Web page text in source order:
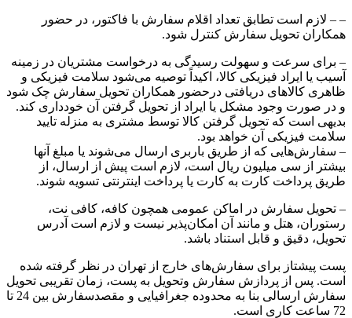
– – لازم است تطابق تعداد اقلام سفارش با فاکتور، در حضور
همکاران تحویل سفارش کنترل شود.
– برای سرعت و سهولت رسیدگی به درخواست‌ مشتریان در زمینه
آسیب‏‏ یا ایراد فیزیکی کالا، اکیداً توصیه می‌شود سلامت فیزیکی و
ظاهری کالاهای دریافتی درحضور همکاران تحویل سفارش چک شود
و در صورت وجود مشکل یا ایراد از تحویل گرفتن آن خودداری کند.
بدیهی است که تحویل گرفتن کالا توسط مشتری به منزله تایید
سلامت فیزیکی آن خواهد بود.
– سفارش‌هایی که از طریق باربری ارسال می‌شوند یا مبلغ آنها
بیشتر از سی میلیون ریال است، لازم است پیش از ارسال، از
طریق پرداخت کارت به کارت یا پرداخت اینترنتی تسویه شوند.
– تحویل سفارش در اماکن عمومی همچون کافه، کافی نت،
رستوران، هتل و مانند آن امکان‌پذیر نیست و لازم است آدرس
تحویل، دقیق و قابل استناد باشد.
پست پیشتاز برای سفارش‌های خارج از تهران در نظر گرفته شده
است. پس از پردازش سفارش وتحویل به پست، زمان تقریبی تحویل
سفارش ارسالی بنا به محدوده جغرافیایی و مقصدسفارش بین 24 تا
72 ساعت کاری است.